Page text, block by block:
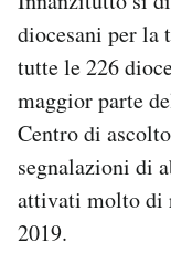
diocesani per la
tutte le 226
maggior parte
Centro di
segnalazioni di
attivati molto di
2019.